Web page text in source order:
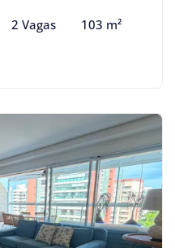
2 Vagas 103 m²